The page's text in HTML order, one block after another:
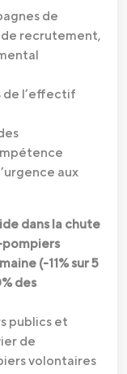
de
recrutement,
de l’effectif
aux
dans la chute
pompiers
(-11% sur 5
des
publics et
de
volontaires